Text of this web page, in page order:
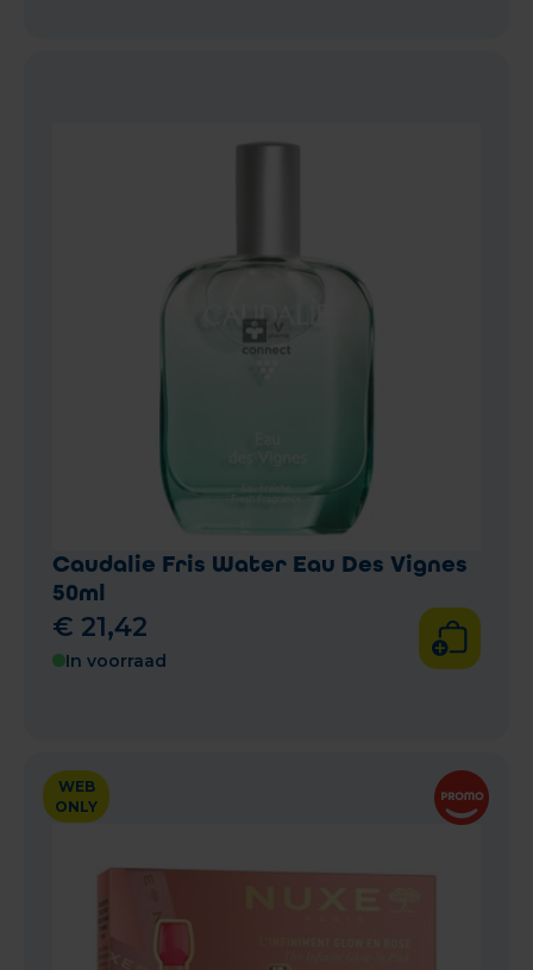
Caudalie Fris Water Eau Des Vignes
50ml
€ 21,42
In voorraad
WEB
ONLY